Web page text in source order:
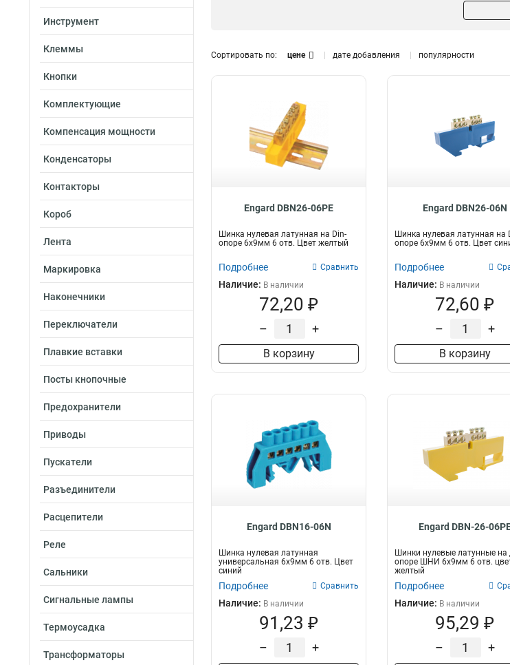
Инструмент
Клеммы
Кнопки
Комплектующие
Компенсация мощности
Конденсаторы
Контакторы
Короб
Лента
Маркировка
Наконечники
Переключатели
Плавкие вставки
Посты кнопочные
Предохранители
Приводы
Пускатели
Разъединители
Расцепители
Реле
Сальники
Сигнальные лампы
Термоусадка
Трансформаторы
Сортировать по: цене дате добавления популярности
Engard DBN26-06PE
Шинка нулевая латунная на Din-
опоре 6х9мм 6 отв. Цвет желтый
Подробнее Сравнить
Наличие: В наличии
72,20 ₽
– +
В корзину
Engard DBN26-06N
Шинка нулевая латунная на
опоре 6х9мм 6 отв. Цвет
Подробнее
Наличие: В наличии
72,60 ₽
– +
В корзину
Engard DBN16-06N
Шинка нулевая латунная
универсальная 6х9мм 6 отв. Цвет
синий
Подробнее Сравнить
Наличие: В наличии
91,23 ₽
– +
Engard DBN-26-
Шинки нулевые латунные на
опоре ШНИ 6х9мм 6 отв.
желтый
Подробнее
Наличие: В наличии
95,29 ₽
– +